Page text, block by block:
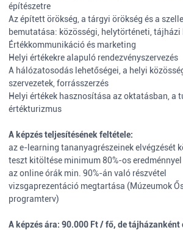
építészetre
Az épített örökség, a tárgyi örökség és a
bemutatása: közösségi, helytörténeti,
Értékkommunikáció és marketing
Helyi értékekre alapuló rendezvényszervezés
A hálózatosodás lehetőségei, a helyi
szervezetek, forrásszerzés
Helyi értékek hasznosítása az oktatásban, a
értékturizmus
A képzés teljesítésének feltétele:
az e-learning tananyagrészeinek elvégzését
teszt kitöltése minimum 80%-os eredménnyel
az online órák min. 90%-án való részvétel
vizsgaprezentáció megtartása (Múzeumok
programterv)
A képzés ára: 90.000 Ft / fő, de tájházanként